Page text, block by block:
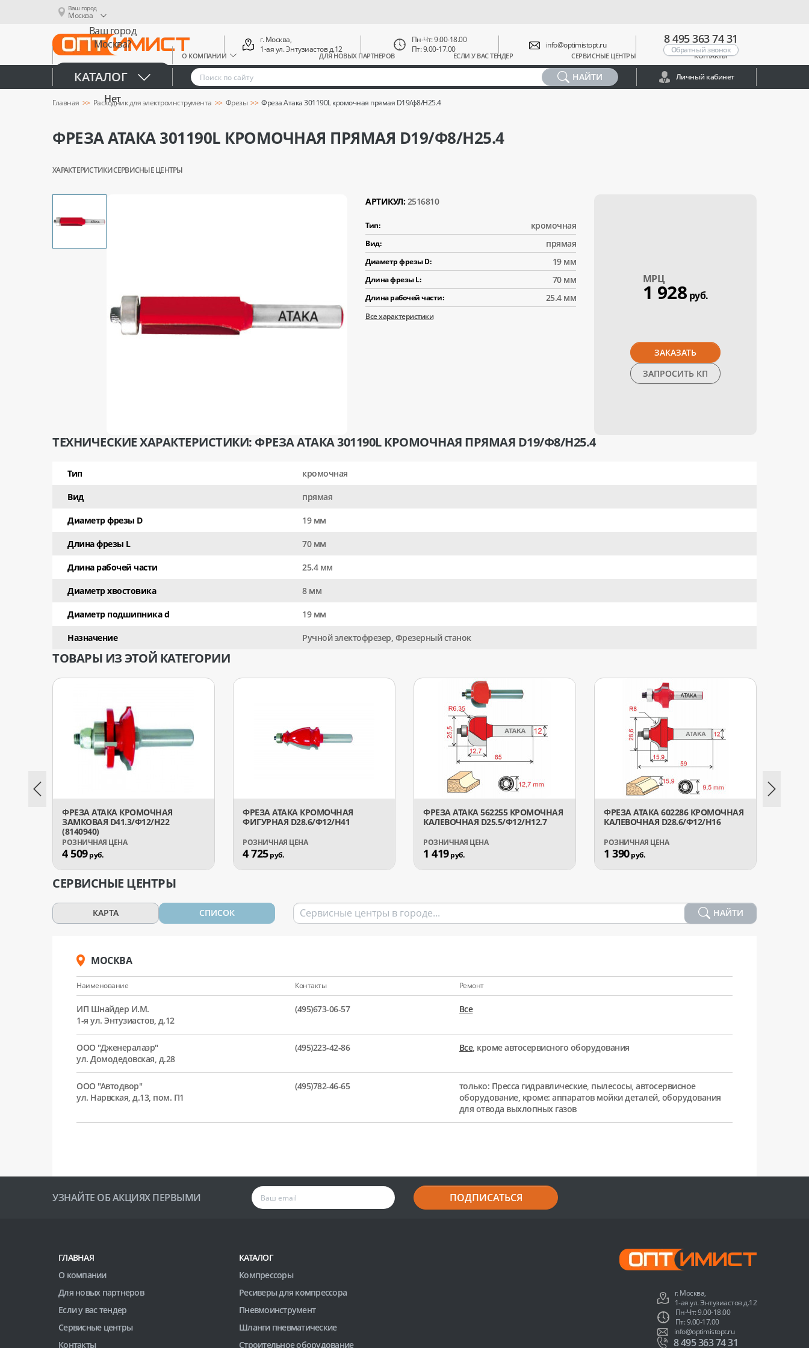
Ваш город
Москва
Ваш город
Москва?
Да
Нет
О КОМПАНИИ ДЛЯ НОВЫХ ПАРТНЕРОВ ЕСЛИ У ВАС ТЕНДЕР СЕРВИСНЫЕ ЦЕНТРЫ КОНТАКТЫ
г. Москва,
1-ая ул. Энтузиастов д.12
Пн-Чт: 9.00-18.00
Пт: 9.00-17.00
info@optimistopt.ru 8 495 363 74 31
Обратный звонок
КАТАЛОГ НАЙТИ Личный кабинет
Главная Расходник для электроинструмента Фрезы Фреза Атака 301190L кромочная прямая D19/ф8/H25.4
ФРЕЗА АТАКА 301190L КРОМОЧНАЯ ПРЯМАЯ D19/Ф8/H25.4
ХАРАКТЕРИСТИКИСЕРВИСНЫЕ ЦЕНТРЫ
АРТИКУЛ: 2516810
Тип: кромочная
Вид: прямая
Диаметр фрезы D: 19 мм
Длина фрезы L: 70 мм
Длина рабочей части: 25.4 мм
Все характеристики
МPЦ
1 928 руб.
ЗАКАЗАТЬ
ЗАПРОСИТЬ КП
ТЕХНИЧЕСКИЕ ХАРАКТЕРИСТИКИ: ФРЕЗА АТАКА 301190L КРОМОЧНАЯ ПРЯМАЯ D19/Ф8/H25.4
Тип кромочная
Вид прямая
Диаметр фрезы D 19 мм
Длина фрезы L 70 мм
Длина рабочей части 25.4 мм
Диаметр хвостовика 8 мм
Диаметр подшипника d 19 мм
Назначение Ручной электофрезер, Фрезерный станок
ТОВАРЫ ИЗ ЭТОЙ КАТЕГОРИИ
ФРЕЗА АТАКА КРОМОЧНАЯ
ЗАМКОВАЯ D41.3/Ф12/H22
(8140940)
4 509руб.
ФРЕЗА АТАКА КРОМОЧНАЯ
ФИГУРНАЯ D28.6/Ф12/H41
4 725руб.
ФРЕЗА АТАКА 562255 КРОМОЧНАЯ
КАЛЕВОЧНАЯ D25.5/Ф12/H12.7
1 419руб.
ФРЕЗА АТАКА 602286 КРОМОЧНАЯ
КАЛЕВОЧНАЯ D28.6/Ф12/H16
1 390руб.
СЕРВИСНЫЕ ЦЕНТРЫ
КАРТА СПИСОК НАЙТИ
МОСКВА
Наименование Контакты Ремонт
ИП Шнайдер И.М.
1-я ул. Энтузиастов, д.12
(495)673-06-57 Все
ООО "Дженералаэр"
ул. Домодедовская, д.28
(495)223-42-86 Все, кроме автосервисного оборудования
ООО "Автодвор"
ул. Нарвская, д.13, пом. П1
(495)782-46-65
только: Пресса гидравлические, пылесосы, автосервисное
оборудование, кроме: аппаратов мойки деталей, оборудования
для отвода выхлопных газов
УЗНАЙТЕ ОБ АКЦИЯХ ПЕРВЫМИ ПОДПИСАТЬСЯ
ГЛАВНАЯ
О компании
Для новых партнеров
Если у вас тендер
Сервисные центры
Контакты
КАТАЛОГ
Компрессоры
Ресиверы для компрессора
Пневмоинструмент
Шланги пневматические
Строительное оборудование
г. Москва,
1-ая ул. Энтузиастов д.12
Пн-Чт: 9.00-18.00
Пт: 9.00-17.00
info@optimistopt.ru
8 495 363 74 31